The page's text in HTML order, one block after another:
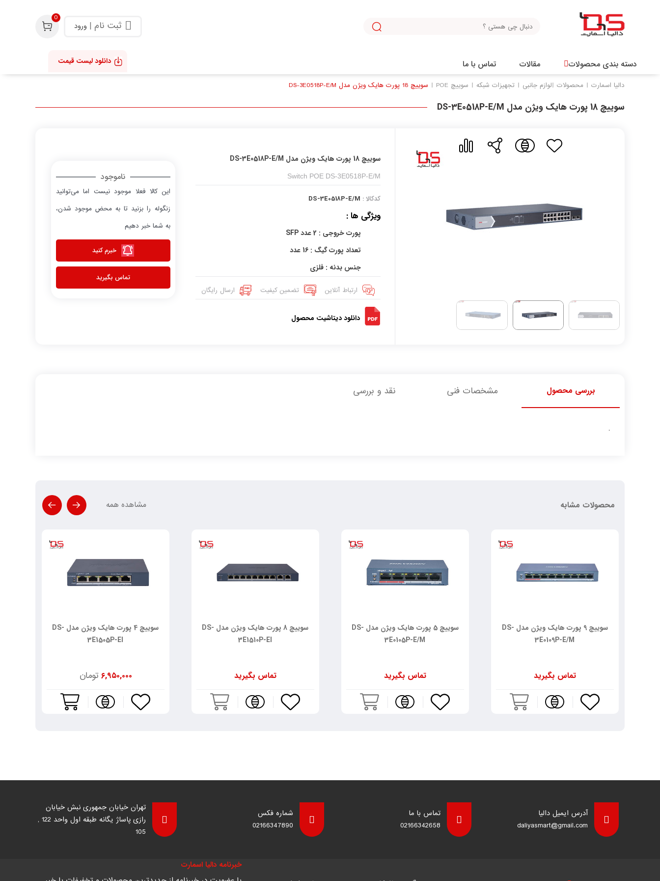
ثبت نام | ورود
0
دسته بندی محصولات مقالات تماس با ما دانلود لیست قیمت
دالیا اسمارت محصولات لوازم جانبی تجهیزات شبکه سوییچ POE سوییچ 18 پورت هایک ویژن مدل DS-3E0518P-E/M
سوییچ 18 پورت هایک ویژن مدل DS-3E0518P-E/M
سوییچ 18 پورت هایک ویژن مدل DS-3E0518P-E/M
Switch POE DS-3E0518P-E/M
کدکالا : DS-3E0518P-E/M
ویژگی ها :
پورت خروجی : 2 عدد SFP
تعداد پورت گیگ : 16 عدد
جنس بدنه : فلزی
ارتباط آنلاین تضمین کیفیت ارسال رایگان
دانلود دیتاشیت محصول
ناموجود
این کالا فعلا موجود نیست اما می‌توانید
زنگوله را بزنید تا به محض موجود شدن،
به شما خبر دهیم
خبرم کنید
تماس بگیرید
بررسی محصول مشخصات فنی نقد و بررسی
.
محصولات مشابه مشاهده همه
سوییچ 9 پورت هایک ویژن مدل DS-
3E0109P-E/M
تماس بگیرید
سوییچ 5 پورت هایک ویژن مدل DS-
3E0105P-E/M
تماس بگیرید
سوییچ 8 پورت هایک ویژن مدل DS-
3E1510P-EI
تماس بگیرید
سوییچ 4 پورت هایک ویژن مدل DS-
3E1505P-EI
۶,۹۵۰,۰۰۰ تومان
آدرس ایمیل دالیا
daliyasmart@gmail.com
تماس با ما
02166342658
شماره فکس
02166347890
تهران خیابان جمهوری نبش خیابان
رازی پاساژ یگانه طبقه اول واحد 122 ,
105
خبرنامه دالیا اسمارت